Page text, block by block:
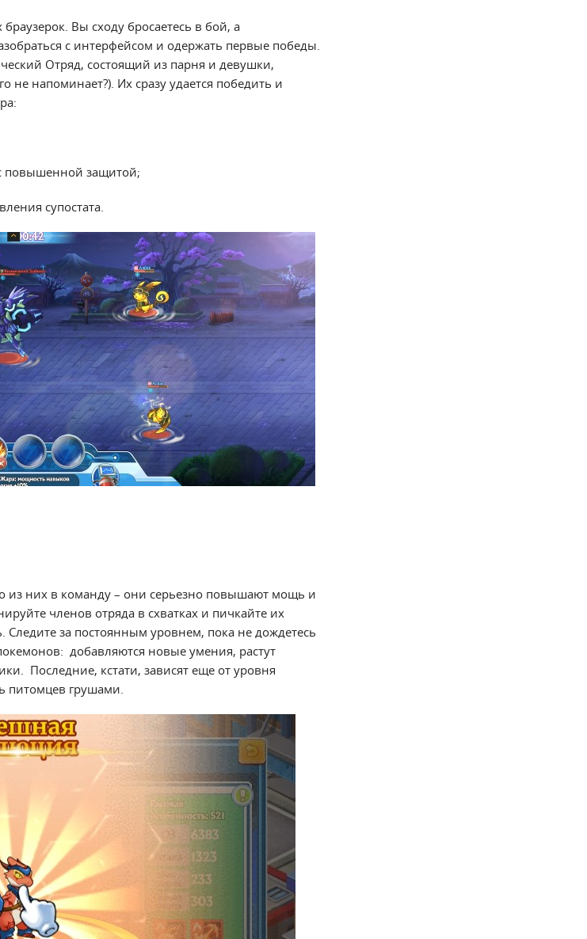
Вы сходу бросаетесь в бой, а
с интерфейсом и одержать первые победы.
Отряд, состоящий из парня и девушки,
не напоминает?). Их сразу удается победить и
повышенной защитой;
супостата.
из них в команду – они серьезно повышают мощь и
членов отряда в схватках и пичкайте их
Следите за постоянным уровнем, пока не дождетесь
добавляются новые умения, растут
Последние, кстати, зависят еще от уровня
питомцев грушами.